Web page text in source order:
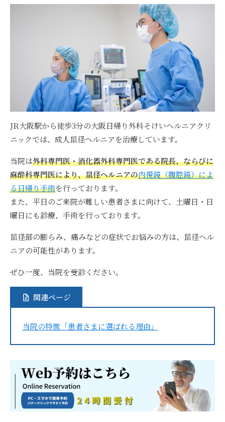
JR大阪駅から徒歩3分の大阪日帰り外科そけいヘルニアクリ
ニックでは、成人鼠径ヘルニアを治療しています。
当院は外科専門医・消化器外科専門医である院長、ならびに
麻酔科専門医により、鼠径ヘルニアの内視鏡（腹腔鏡）によ
る日帰り手術を行っております。
また、平日のご来院が難しい患者さまに向けて、土曜日・日
曜日にも診療、手術を行っております。
鼠径部の膨らみ、痛みなどの症状でお悩みの方は、鼠径ヘル
ニアの可能性があります。
ぜひ一度、当院を受診ください。
関連ページ
当院の特徴「患者さまに選ばれる理由」